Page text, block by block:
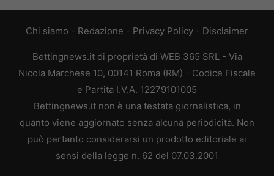
Chi siamo - Redazione - Privacy Policy - Disclaimer
Bettingnews.it di proprietà di WEB 365 SRL - Via
Nicola Marchese 10, 00141 Roma (RM) - Codice Fiscale
e Partita I.V.A. 12279101005
Bettingnews.it non è una testata giornalistica, in
quanto viene aggiornato senza alcuna periodicità. Non
può pertanto considerarsi un prodotto editoriale ai
sensi della legge n. 62 del 07.03.2001